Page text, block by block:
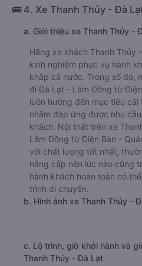
🚌 4. Xe Thanh Thủy - Đà
a. Giới thiệu xe Thanh Thủy -
Hãng xe khách Thanh Thủy
kinh nghiệm phục vụ hành
khắp cả nước. Trong số đó,
đi Đà Lạt - Lâm Đồng từ
luôn hướng đến mục tiêu
nhằm đáp ứng được nhu
khách. Nội thất trên xe
Lâm Đồng từ Điện Bàn -
với chất lượng tốt nhất,
nâng cấp nên lúc nào cũng
hành khách hoàn toàn có
trình di chuyển.
b. Hình ảnh xe Thanh Thủy -
c. Lộ trình, giờ khởi hành và
Thanh Thủy - Đà Lạt